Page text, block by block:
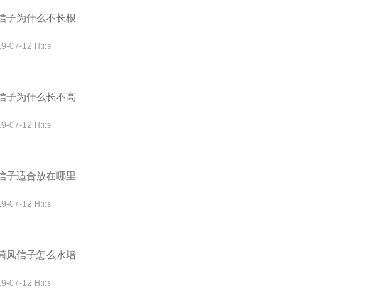
子为什么不长根
07-12 H:i:s
子为什么长不高
07-12 H:i:s
子适合放在哪里
07-12 H:i:s
风信子怎么水培
07-12 H:i:s